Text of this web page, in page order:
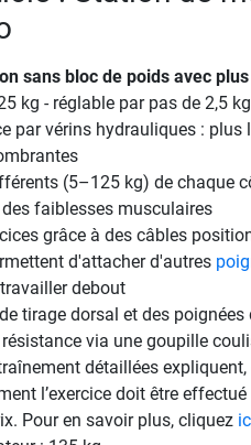
sans bloc de poids avec
kg - réglable par pas de 2,5 kg
par vérins hydrauliques : plus
(5–125 kg) de chaque
faiblesses musculaires
grâce à des câbles
d'attacher d'autres
debout
tirage dorsal et des poignées
via une goupille
détaillées expliquent,
l’exercice doit être
Pour en savoir plus, cliquez